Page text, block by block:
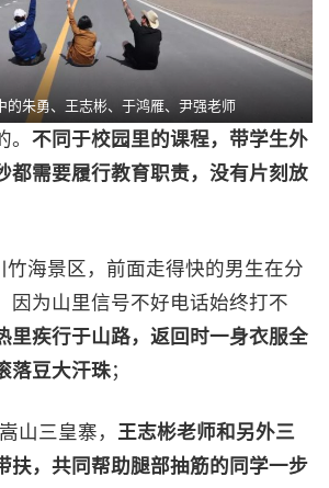
的朱勇、王志彬、于鸿雁、尹强老师
不同于校园里的课程，带学生外
都需要履行教育职责，没有片刻放
竹海景区，前面走得快的男生在分
因为山里信号不好电话始终打不
里疾行于山路，返回时一身衣服全
落豆大汗珠；
山三皇寨， 王志彬老师和另外三
扶，共同帮助腿部抽筋的同学一步